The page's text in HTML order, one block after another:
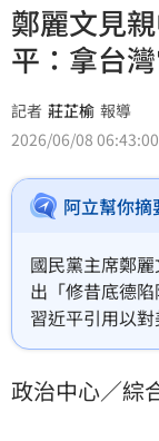
鄭麗文見
平：拿台
記者 莊芷榆 報導
2026/06/08 06:43:00
阿立幫你
國民黨主席鄭
出「修昔底德
習近平引用以
場，恐將台灣
紅二代鍍金地的
政治中心／綜